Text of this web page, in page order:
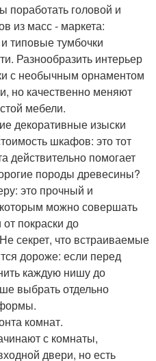
поработать головой и
из масс - маркета:
типовые тумбочки
Разнообразить интерьер
с необычным орнаментом
но качественно меняют
мебели.
декоративные изыски
шкафов: это тот
действительно помогает
породы древесины?
это прочный и
можно совершать
покраски до
секрет, что встраиваемые
дороже: если перед
каждую нишу до
выбрать отдельно
комнат.
с комнаты,
двери, но есть